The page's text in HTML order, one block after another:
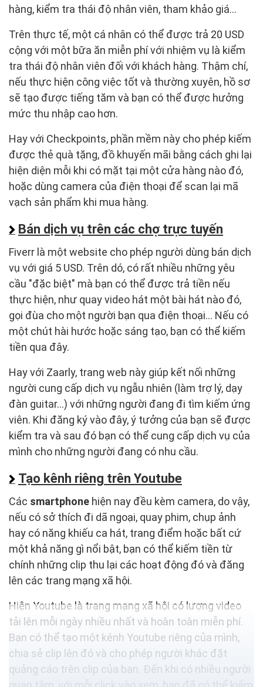
hàng, kiểm tra thái độ nhân viên, tham khảo giá…
Trên thực tế, một cá nhân có thể được trả 20 USD
cộng với một bữa ăn miễn phí với nhiệm vụ là kiểm
tra thái độ nhân viên đối với khách hàng. Thậm chí,
nếu thực hiện công việc tốt và thường xuyên, hồ sơ
sẽ tạo được tiếng tăm và bạn có thể được hưởng
mức thu nhập cao hơn.
Hay với Checkpoints, phần mềm này cho phép kiếm
được thẻ quà tặng, đồ khuyến mãi bằng cách ghi lại
hiện diện mỗi khi có mặt tại một cửa hàng nào đó,
hoặc dùng camera của điện thoại để scan lại mã
vạch sản phẩm khi mua hàng.
Bán dịch vụ trên các chợ trực tuyến
Fiverr là một website cho phép người dùng bán dịch
vụ với giá 5 USD. Trên dó, có rất nhiều những yêu
cầu "đặc biệt" mà bạn có thể được trả tiền nếu
thực hiện, như quay video hát một bài hát nào đó,
gọi đùa cho một người bạn qua điện thoại... Nếu có
một chút hài hước hoặc sáng tạo, bạn có thể kiếm
tiền qua đây.
Hay với Zaarly, trang web này giúp kết nối những
người cung cấp dịch vụ ngẫu nhiên (làm trợ lý, dạy
đàn guitar...) với những người đang đi tìm kiếm ứng
viên. Khi đăng ký vào đây, ý tưởng của bạn sẽ được
kiểm tra và sau đó bạn có thể cung cấp dịch vụ của
mình cho những người đang có nhu cầu.
Tạo kênh riêng trên Youtube
Các smartphone hiện nay đều kèm camera, do vậy,
nếu có sở thích đi dã ngoại, quay phim, chụp ảnh
hay có năng khiếu ca hát, trang điểm hoặc bất cứ
một khả năng gì nổi bật, bạn có thể kiếm tiền từ
chính những clip thu lại các hoạt động đó và đăng
lên các trang mạng xã hội.
Hiện Youtube là trang mạng xã hội có lượng video
tải lên mỗi ngày nhiều nhất và hoàn toàn miễn phí.
Bạn có thể tạo một kênh Youtube riêng của mình,
chia sẻ clip lên đó và cho phép người khác đặt
quảng cáo trên clip của bạn. Đến khi có nhiều người